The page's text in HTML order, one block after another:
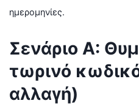
ημερομηνίες.
Σενάριο Α:
τωρινό
αλλαγή)